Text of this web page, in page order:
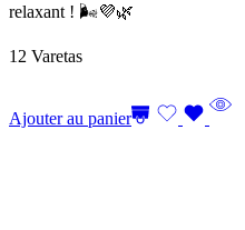
relaxant ! 🌬️💜🌿
12 Varetas
Ajouter au panier